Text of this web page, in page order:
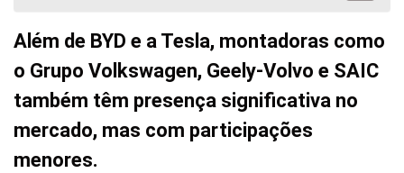
Além de BYD e a Tesla, montadoras como
o Grupo Volkswagen, Geely-Volvo e SAIC
também têm presença significativa no
mercado, mas com participações
menores.